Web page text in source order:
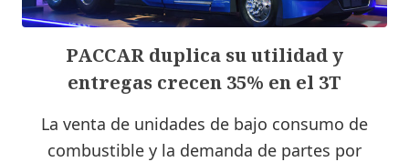
PACCAR duplica su utilidad y
entregas crecen 35% en el 3T
La venta de unidades de bajo consumo de
combustible y la demanda de partes por